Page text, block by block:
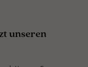
unseren